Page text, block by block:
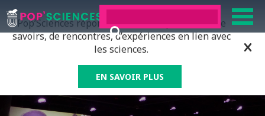
Pop’Sciences répond à tous ceux qui ont soif de
savoirs, de rencontres, d’expériences en lien avec
les sciences.
EN SAVOIR PLUS